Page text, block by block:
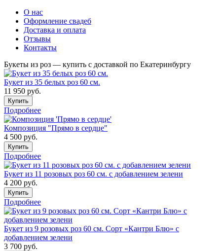
О нас
Оформление свадеб
Доставка и оплата
Отзывы
Контакты
Букеты из роз — купить с доставкой по Екатеринбургу
Букет из 35 белых роз 60 см.
11 950 руб.
Купить
Подробнее
Композиция "Прямо в сердце"
4 500 руб.
Купить
Подробнее
Букет из 11 розовых роз 60 см. с добавлением зелени
4 200 руб.
Купить
Подробнее
Букет из 9 розовых роз 60 см. Сорт «Кантри Блю» с
добавлением зелени
3 700 руб.